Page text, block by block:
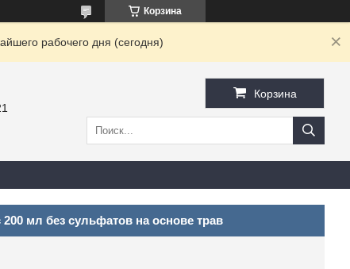
Корзина
рабочего дня (сегодня)
Корзина
мл без сульфатов на основе трав